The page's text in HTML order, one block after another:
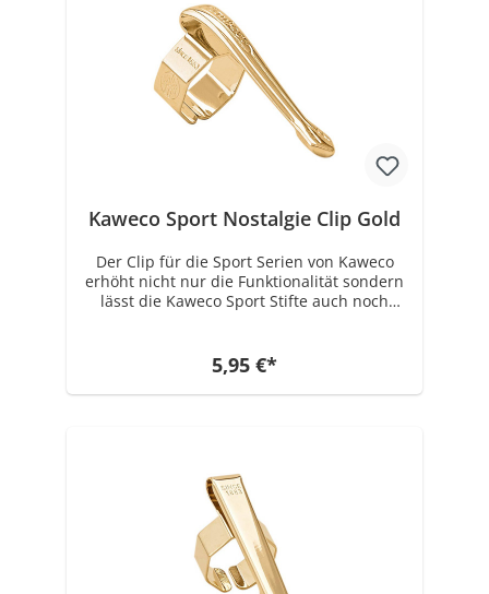
Modelle dient, hatte wie die heutigen
Modelle auch keinen Clip. Den Clip gibt es
erst seit ca. 1998 als "Aufschiebeclip"
zusätzlich als extra Accessoire dazu.
Kaweco Sport Nostalgie Clip Gold
Der Clip für die Sport Serien von Kaweco
erhöht nicht nur die Funktionalität sondern
lässt die Kaweco Sport Stifte auch noch
Serien: Kaweco CLASSIC Sport, Kaweco ICE
Sport, Kaweco SKYLINE Sport, Kaweco AL
Sport, Kaweco AL Stonewashed, Kaweco AC
Modelle dient, hatte wie die heutigen
Modelle auch keinen Clip. Den Clip gibt es
erst seit ca. 1998 als "Aufschiebeclip"
zusätzlich als extra Accessoire dazu.
5,95 €*